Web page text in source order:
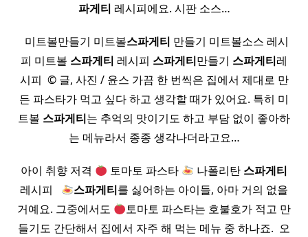
파게티 레시피에요. 시판 소스…
​ ​ 미트볼만들기 미트볼스파게티 만들기 미트볼소스 레시
피 미트볼 스파게티 레시피 스파게티만들기 스파게티레
시피 ​ © 글, 사진 / 윤스 가끔 한 번씩은 집에서 제대로 만
든 파스타가 먹고 싶다 하고 생각할 때가 있어요. 특히 미
트볼 스파게티는 추억의 맛이기도 하고 부담 없이 좋아하
는 메뉴라서 종종 생각나더라고요…
아이 취향 저격 토마토 파스타 나폴리탄 스파게티
레시피 ​ ​
스파게티를 싫어하는 아이들, 아마 거의 없을
거예요. 그중에서도
토마토 파스타는 호불호가 적고 만
들기도 간단해서 집에서 자주 해 먹는 메뉴 중 하나죠. ​ 오